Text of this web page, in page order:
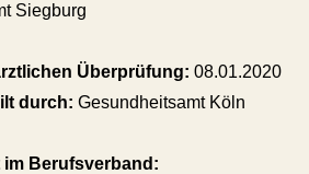
Siegburg
Überprüfung: 08.01.2020
durch: Gesundheitsamt Köln
im Berufsverband: